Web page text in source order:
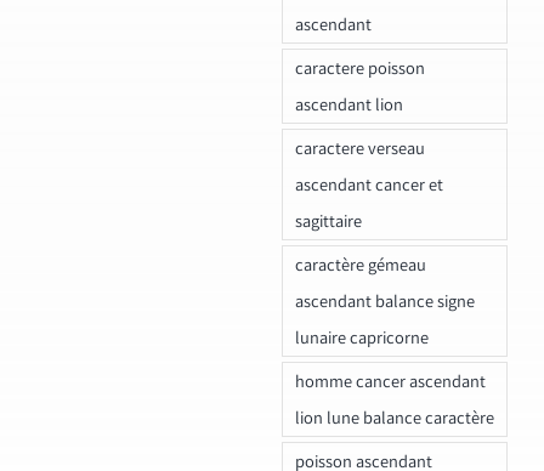
ascendant
caractere poisson
ascendant lion
caractere verseau
ascendant cancer et
sagittaire
caractère gémeau
ascendant balance signe
lunaire capricorne
homme cancer ascendant
lion lune balance caractère
poisson ascendant